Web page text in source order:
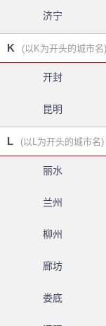
济宁
K (以K为开头的城市名)
开封
昆明
L (以L为开头的城市名)
丽水
兰州
柳州
廊坊
娄底